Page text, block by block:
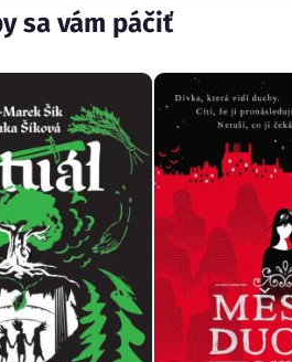
sa vám páčiť